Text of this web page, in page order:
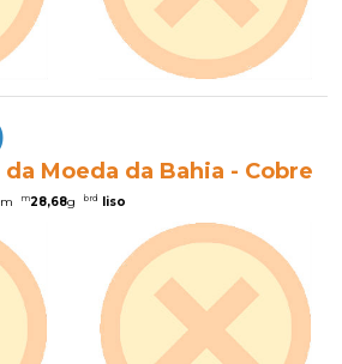
da Moeda da Bahia - Cobre
m28,68g brd liso